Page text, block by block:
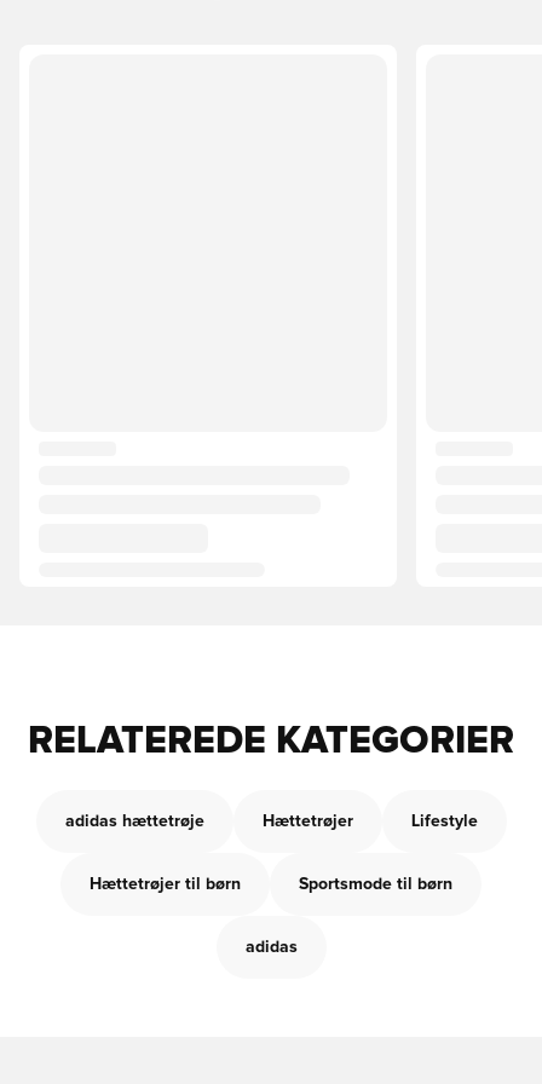
RELATEREDE KATEGORIER
adidas hættetrøje Hættetrøjer Lifestyle
Hættetrøjer til børn Sportsmode til børn
adidas